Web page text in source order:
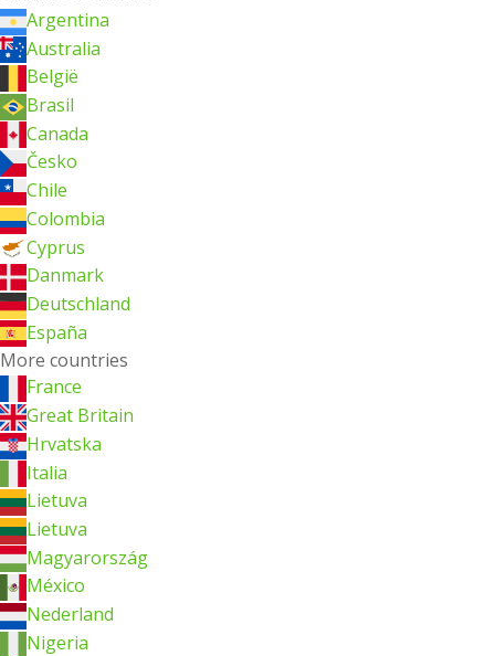
Argentina
Australia
België
Brasil
Canada
Česko
Chile
Colombia
Cyprus
Danmark
Deutschland
España
More countries
France
Great Britain
Hrvatska
Italia
Lietuva
Lietuva
Magyarország
México
Nederland
Nigeria